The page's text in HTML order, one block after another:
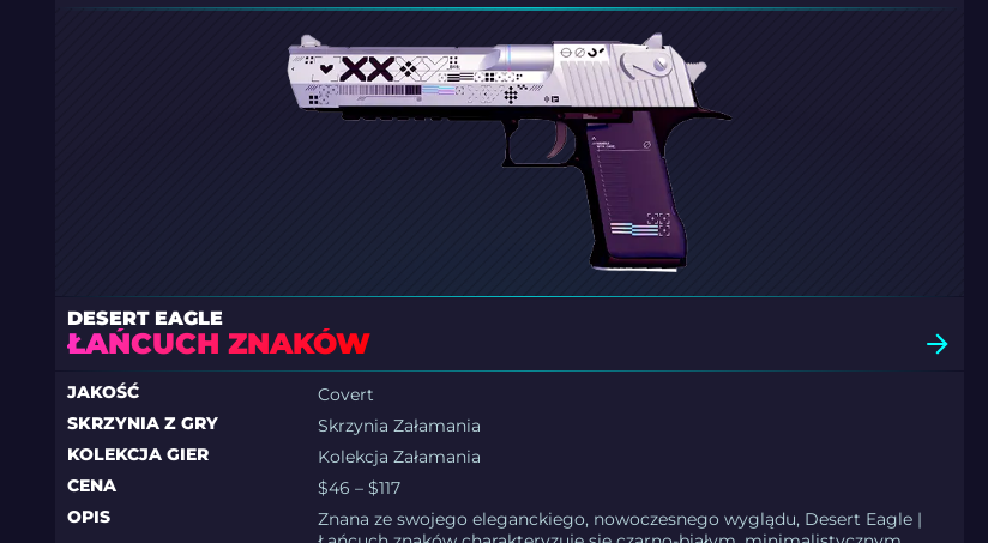
DESERT EAGLE
ŁAŃCUCH ZNAKÓW
JAKOŚĆ
Covert
SKRZYNIA Z GRY
Skrzynia Załamania
KOLEKCJA GIER
Kolekcja Załamania
CENA
$46 – $117
OPIS
Znana ze swojego eleganckiego, nowoczesnego wyglądu, Desert Eagle |